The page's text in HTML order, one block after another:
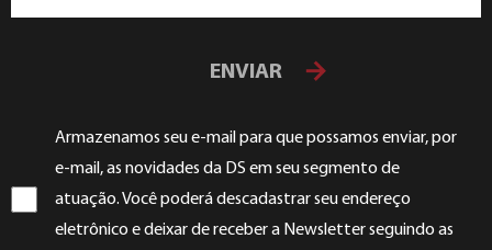
ENVIAR
Armazenamos seu e-mail para que possamos enviar, por
e-mail, as novidades da DS em seu segmento de
atuação. Você poderá descadastrar seu endereço
eletrônico e deixar de receber a Newsletter seguindo as